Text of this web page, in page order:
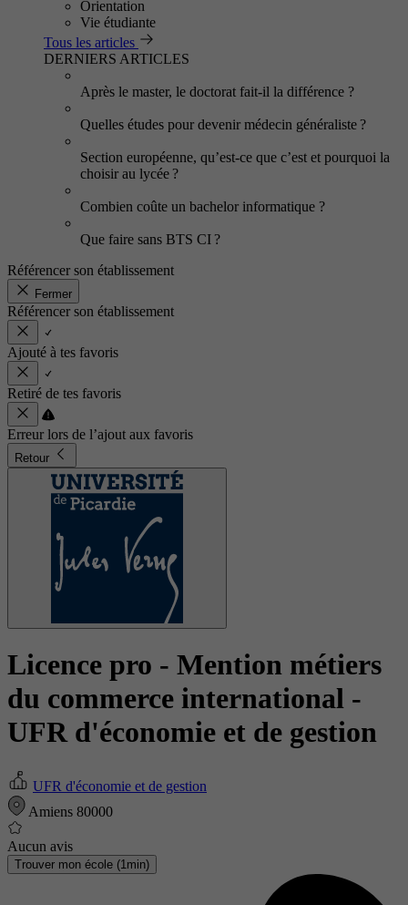
Orientation
Vie étudiante
Tous les articles
DERNIERS ARTICLES
Après le master, le doctorat fait-il la différence ?
Quelles études pour devenir médecin généraliste ?
Section européenne, qu’est-ce que c’est et pourquoi la
choisir au lycée ?
Combien coûte un bachelor informatique ?
Que faire sans BTS CI ?
Référencer son établissement
Fermer
Référencer son établissement
Ajouté à tes favoris
Retiré de tes favoris
Erreur lors de l’ajout aux favoris
Retour
Licence pro - Mention métiers
du commerce international -
UFR d'économie et de gestion
UFR d'économie et de gestion
Amiens 80000
Aucun avis
Trouver mon école (1min)